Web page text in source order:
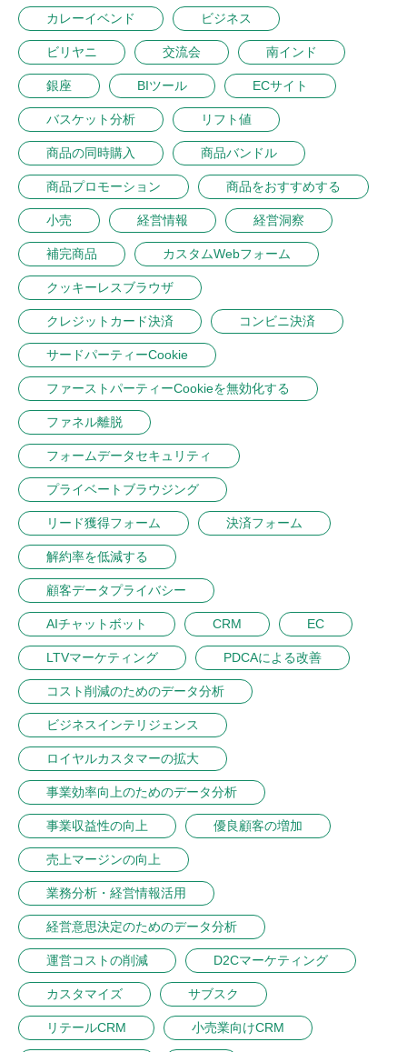
カレーイベンド ビジネス
ビリヤニ 交流会 南インド
銀座 BIツール ECサイト
バスケット分析 リフト値
商品の同時購入 商品バンドル
商品プロモーション 商品をおすすめする
小売 経営情報 経営洞察
補完商品 カスタムWebフォーム
クッキーレスブラウザ
クレジットカード決済 コンビニ決済
サードパーティーCookie
ファーストパーティーCookieを無効化する
ファネル離脱
フォームデータセキュリティ
プライベートブラウジング
リード獲得フォーム 決済フォーム
解約率を低減する
顧客データプライバシー
AIチャットボット CRM EC
LTVマーケティング PDCAによる改善
コスト削減のためのデータ分析
ビジネスインテリジェンス
ロイヤルカスタマーの拡大
事業効率向上のためのデータ分析
事業収益性の向上 優良顧客の増加
売上マージンの向上
業務分析・経営情報活用
経営意思決定のためのデータ分析
運営コストの削減 D2Cマーケティング
カスタマイズ サブスク
リテールCRM 小売業向けCRM